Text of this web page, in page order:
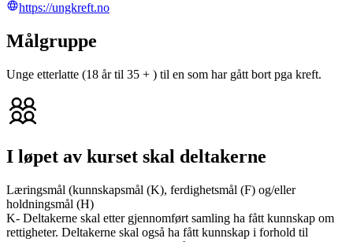
https://ungkreft.no
Målgruppe
Unge etterlatte (18 år til 35 + ) til en som har gått bort pga kreft.
I løpet av kurset skal deltakerne
Læringsmål (kunnskapsmål (K), ferdighetsmål (F) og/eller
holdningsmål (H)
K- Deltakerne skal etter gjennomført samling ha fått kunnskap om
rettigheter. Deltakerne skal også ha fått kunnskap i forhold til